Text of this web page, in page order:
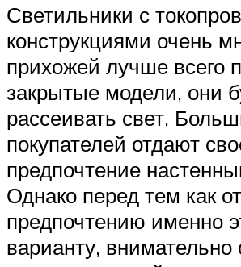
Светильники с
конструкциями очень
прихожей лучше всего
закрытые модели, они
рассеивать свет.
покупателей отдают
предпочтение
Однако перед тем как
предпочтению именно
варианту, внимательно